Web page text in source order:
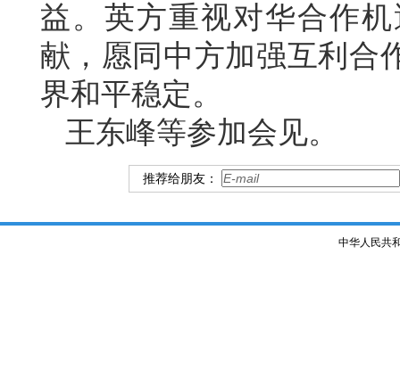
益。英方重视对华合作
献，愿同中方加强互利合
界和平稳定。
王东峰等参加会见。
推荐给朋友：
中华人民共